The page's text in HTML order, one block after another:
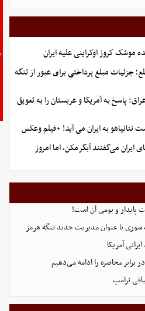
موشک کروز اوکراینی علیه ایران
جزئیات مبلغ پرداختی برای عبور از تنگه
پاسخ به آمریکا و عربستان را به تعویق
نتانیاهو به ایران می آید! +فیلم وعکس
می‌گفتند آبگرمکن، اما امروز
پایدار و بومی آن است!
سوری با عنوان مدیریت جدید تنگه هرمز
آمریکا
برابر محاصره را ادامه می‌دهیم
ترامپ